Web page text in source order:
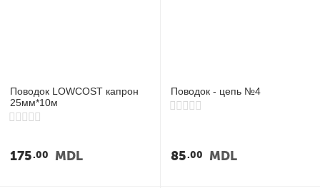
Поводок LOWCOST капрон
25мм*10м
175 00 MDL
Поводок - цепь №4
85 00 MDL